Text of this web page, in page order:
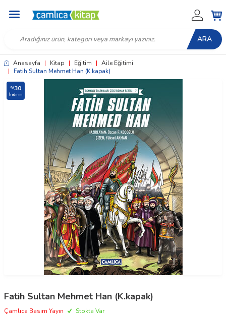
ARA
Anasayfa | Kitap | Eğitim | Aile Eğitimi
| Fatih Sultan Mehmet Han (K.kapak)
%30
İndirim
Fatih Sultan Mehmet Han (K.kapak)
Çamlıca Basım Yayın Stokta Var